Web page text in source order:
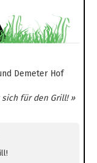
Demeter Hof
für den Grill! »